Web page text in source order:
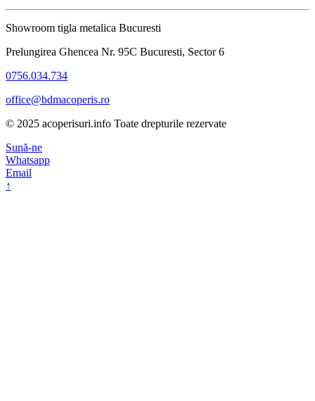
Showroom tigla metalica Bucuresti
Prelungirea Ghencea Nr. 95C Bucuresti, Sector 6
0756.034.734
office@bdmacoperis.ro
© 2025 acoperisuri.info Toate drepturile rezervate
Sună-ne
Whatsapp
Email
↑